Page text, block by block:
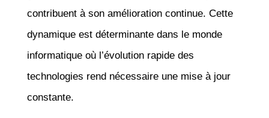
contribuent à son amélioration continue. Cette
dynamique est déterminante dans le monde
informatique où l’évolution rapide des
technologies rend nécessaire une mise à jour
constante.